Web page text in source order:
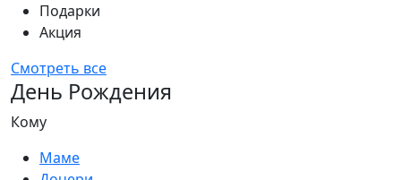
Подарки
Акция
Смотреть все
День Рождения
Кому
Маме